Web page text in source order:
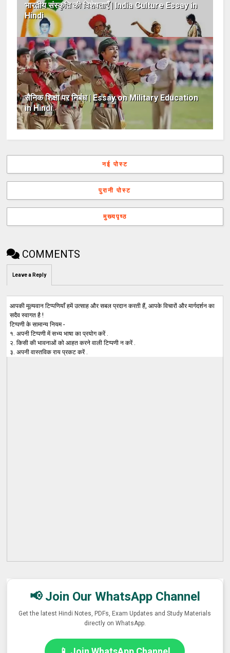
भारतीय संस्कृति की विशेषताएँ | India Culture Essay in
Hindi
सैनिक शिक्षा पर निबंध | Essay on Military Education
in Hindi
नई पोस्ट
पुरानी पोस्ट
मुख्यपृष्ठ
COMMENTS
Leave a Reply
आपकी मूल्यवान टिप्पणियाँ हमें उत्साह और सबल प्रदान करती हैं, आपके विचारों और मार्गदर्शन का
सदैव स्वागत है !
टिप्पणी के सामान्य नियम -
१. अपनी टिप्पणी में सभ्य भाषा का प्रयोग करें .
२. किसी की भावनाओं को आहत करने वाली टिप्पणी न करें .
३. अपनी वास्तविक राय प्रकट करें .
📢 Join Our WhatsApp Channel
Get the latest Hindi Notes, PDFs, Exam Updates and Study Materials
directly on WhatsApp.